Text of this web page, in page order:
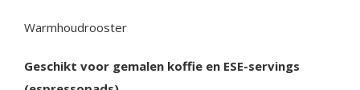
Warmhoudrooster
Geschikt voor gemalen koffie en ESE-servings